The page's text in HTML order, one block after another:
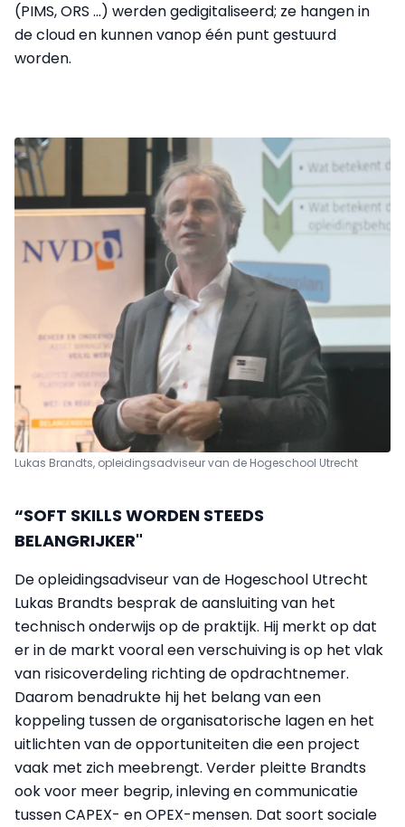
(PIMS, ORS ...) werden gedigitaliseerd; ze hangen in
de cloud en kunnen vanop één punt gestuurd
worden.
Lukas Brandts, opleidingsadviseur van de Hogeschool Utrecht
“SOFT SKILLS WORDEN STEEDS
BELANGRIJKER"
De opleidingsadviseur van de Hogeschool Utrecht
Lukas Brandts besprak de aansluiting van het
technisch onderwijs op de praktijk. Hij merkt op dat
er in de markt vooral een verschuiving is op het vlak
van risicoverdeling richting de opdrachtnemer.
Daarom benadrukte hij het belang van een
koppeling tussen de organisatorische lagen en het
uitlichten van de opportuniteiten die een project
vaak met zich meebrengt. Verder pleitte Brandts
ook voor meer begrip, inleving en communicatie
tussen CAPEX- en OPEX-mensen. Dat soort sociale